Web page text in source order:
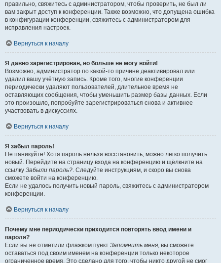
правильно, свяжитесь с администратором, чтобы проверить, не был ли
вам закрыт доступ к конференции. Также возможно, что допущена ошибка
в конфигурации конференции, свяжитесь с администратором для
исправления настроек.
Вернуться к началу
Я давно зарегистрирован, но больше не могу войти!
Возможно, администратор по какой-то причине деактивировал или
удалил вашу учётную запись. Кроме того, многие конференции
периодически удаляют пользователей, длительное время не
оставляющих сообщения, чтобы уменьшить размер базы данных. Если
это произошло, попробуйте зарегистрироваться снова и активнее
участвовать в дискуссиях.
Вернуться к началу
Я забыл пароль!
Не паникуйте! Хотя пароль нельзя восстановить, можно легко получить
новый. Перейдите на страницу входа на конференцию и щёлкните на
ссылку Забыли пароль?. Следуйте инструкциям, и скоро вы снова
сможете войти на конференцию.
Если не удалось получить новый пароль, свяжитесь с администратором
конференции.
Вернуться к началу
Почему мне периодически приходится повторять ввод имени и
пароля?
Если вы не отметили флажком пункт Запомнить меня, вы сможете
оставаться под своим именем на конференции только некоторое
ограниченное время. Это сделано для того, чтобы никто другой не смог